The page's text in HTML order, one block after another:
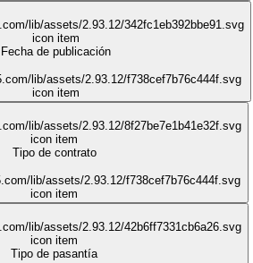
Fecha de publicación
Tipo de contrato
Tipo de pasantía